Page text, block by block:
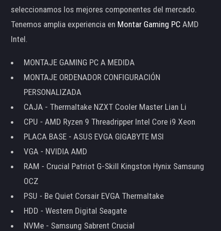
seleccionamos los mejores componentes del mercado.
Tenemos amplia experiencia en Montar Gaming PC AMD
Intel.
MONTAJE GAMING PC A MEDIDA
MONTAJE ORDENADOR CONFIGURACIÓN
PERSONALIZADA
CAJA - Thermaltake NZXT Cooler Master Lian Li
CPU - AMD Ryzen 9 Threadripper Intel Core i9 Xeon
PLACA BASE - ASUS EVGA GIGABYTE MSI
VGA - NVIDIA AMD
RAM - Crucial Patriot G-Skill Kingston Hynix Samsung
OCZ
PSU - Be Quiet Corsair EVGA Thermaltake
HDD - Western Digital Seagate
NVMe - Samsung Sabrent Crucial